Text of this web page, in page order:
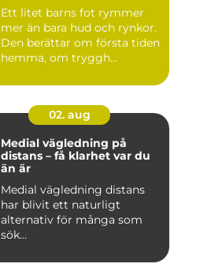
Ett litet barns fot rymmer
mer än bara hud och rynkor.
Den berättar om första tiden
hemma, om tryggh...
02. aug
Medial vägledning på
distans – få klarhet var du
än är
Medial vägledning distans
har blivit ett naturligt
alternativ för många som
sök...